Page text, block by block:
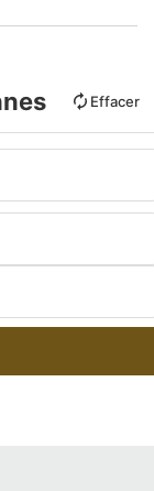
Effacer